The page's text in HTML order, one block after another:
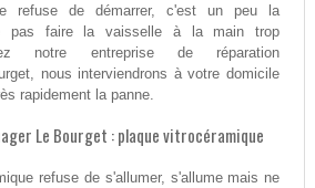
refuse de démarrer, c'est un peu la
pas faire la vaisselle à la main trop
notre entreprise de réparation
nous interviendrons à votre domicile
rapidement la panne.
Le Bourget : plaque vitrocéramique
refuse de s'allumer, s'allume mais ne